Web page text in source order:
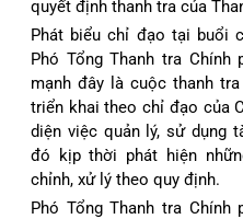
quyết định thanh tra của
Phát biểu chỉ đạo tại buổi
Phó Tổng Thanh tra Chính
mạnh đây là cuộc thanh
triển khai theo chỉ đạo của
diện việc quản lý, sử dụng
đó kịp thời phát hiện
chỉnh, xử lý theo quy định.
Phó Tổng Thanh tra Chính